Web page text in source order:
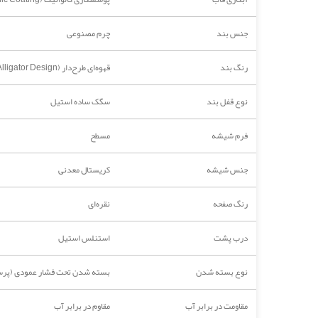
جنس بند
چرم مصنوعی
رنگ بند
قهوه‌ای طرح‌دار (Alligator Design)
نوع قفل بند
سگک ساده استیل
فرم شیشه
مسطح
جنس شیشه
کریستال معدنی
رنگ صفحه
نقره‌ای
درب پشت
استنلس استیل
نوع بسته شدن
بسته شدن تحت فشار عمودی
مقاومت در برابر آب
مقاوم در برابر آب